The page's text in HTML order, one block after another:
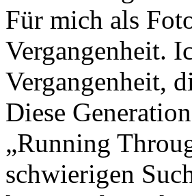
Für mich als
Vergangenheit.
Vergangenheit,
Diese
„Running
schwierigen